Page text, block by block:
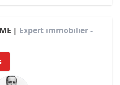
| Expert immobilier -